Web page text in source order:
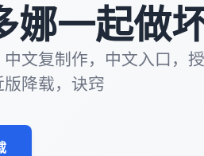
娜一起做
文复制作，中文入口，
降载，诀窍